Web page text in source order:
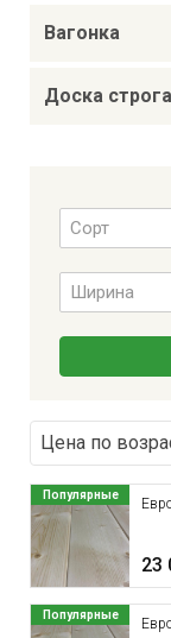
Вагонка
Доска
Сорт
Ширина
Сортировать по
Цена по
Популярные
23
Популярные